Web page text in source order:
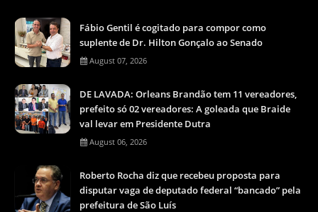
Fábio Gentil é cogitado para compor como
suplente de Dr. Hilton Gonçalo ao Senado
August 07, 2026
DE LAVADA: Orleans Brandão tem 11 vereadores,
prefeito só 02 vereadores: A goleada que Braide
val levar em Presidente Dutra
August 06, 2026
Roberto Rocha diz que recebeu proposta para
disputar vaga de deputado federal “bancado” pela
prefeitura de São Luís